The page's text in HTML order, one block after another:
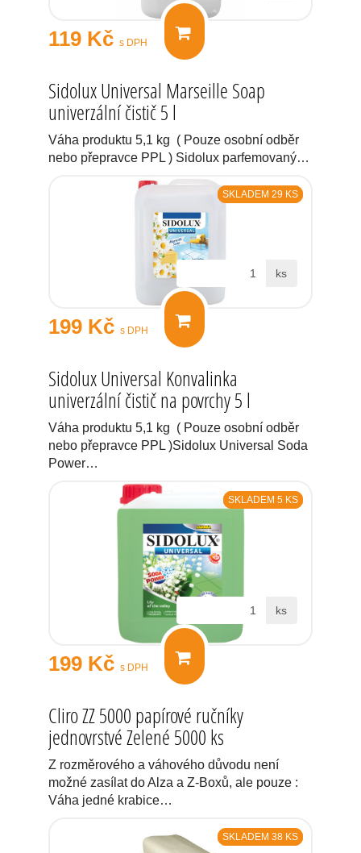
119 Kč s DPH
Sidolux Universal Marseille Soap
univerzální čistič 5 l
Váha produktu 5,1 kg ( Pouze osobní odběr
nebo přepravce PPL ) Sidolux parfemovaný…
SKLADEM 29 KS
199 Kč s DPH
ks
Sidolux Universal Konvalinka
univerzální čistič na povrchy 5 l
Váha produktu 5,1 kg ( Pouze osobní odběr
nebo přepravce PPL )Sidolux Universal Soda
Power…
SKLADEM 5 KS
199 Kč s DPH
ks
Cliro ZZ 5000 papírové ručníky
jednovrstvé Zelené 5000 ks
Z rozměrového a váhového důvodu není
možné zasílat do Alza a Z-Boxů, ale pouze :
Váha jedné krabice…
SKLADEM 38 KS